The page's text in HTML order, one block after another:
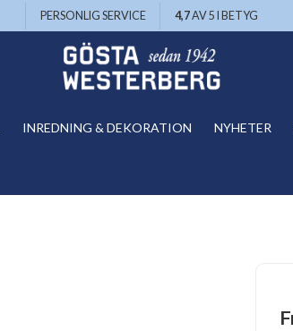
PERSONLIG SERVICE 4,7AV 5 I BETYG
INREDNING & DEKORATION NYHETER